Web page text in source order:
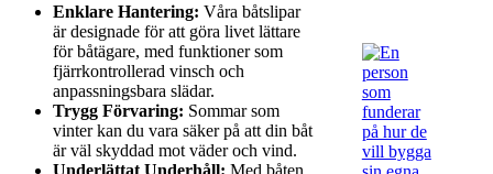
Enklare Hantering: Våra båtslipar
är designade för att göra livet lättare
för båtägare, med funktioner som
fjärrkontrollerad vinsch och
anpassningsbara slädar.
Trygg Förvaring: Sommar som
vinter kan du vara säker på att din båt
är väl skyddad mot väder och vind.
Underlättat Underhåll: Med båten